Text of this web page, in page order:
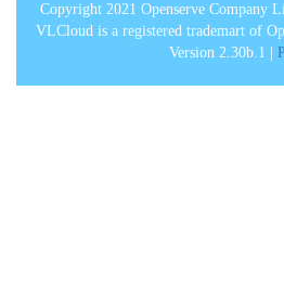
Copyright 2021 Openserve Company
VLCloud is a registered trademart of
Version 2.30b.1 |